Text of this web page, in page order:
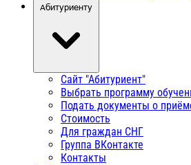
Абитуриенту
Сайт "Абитуриент"
Выбрать программу
Подать документы о
Стоимость
Для граждан СНГ
Группа ВКонтакте
Контакты